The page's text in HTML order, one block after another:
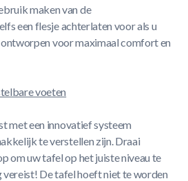
maken van de
een flesje achterlaten voor als u
voor maximaal comfort en
voeten
met een innovatief systeem
te verstellen zijn. Draai
om uw tafel op het juiste niveau te
vereist! De tafel hoeft niet te worden